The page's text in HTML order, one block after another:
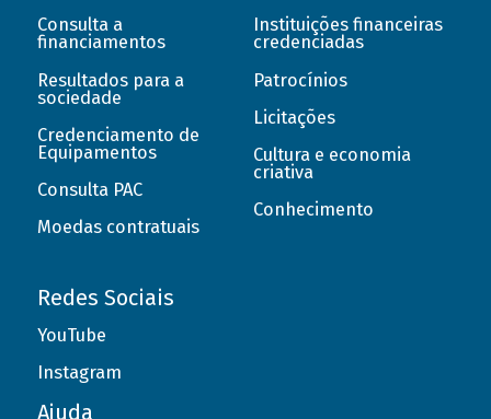
Consulta a
financiamentos
Resultados para a
sociedade
Credenciamento de
Equipamentos
Consulta PAC
Moedas contratuais
Instituições financeiras
credenciadas
Patrocínios
Licitações
Cultura e economia
criativa
Conhecimento
Redes Sociais
YouTube
Instagram
Ajuda